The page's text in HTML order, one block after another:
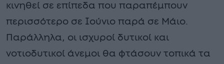
κινηθεί σε επίπεδα που παραπέμπουν
περισσότερο σε Ιούνιο παρά σε Μάιο.
Παράλληλα, οι ισχυροί δυτικοί και
νοτιοδυτικοί άνεμοι θα φτάσουν τοπικά τα